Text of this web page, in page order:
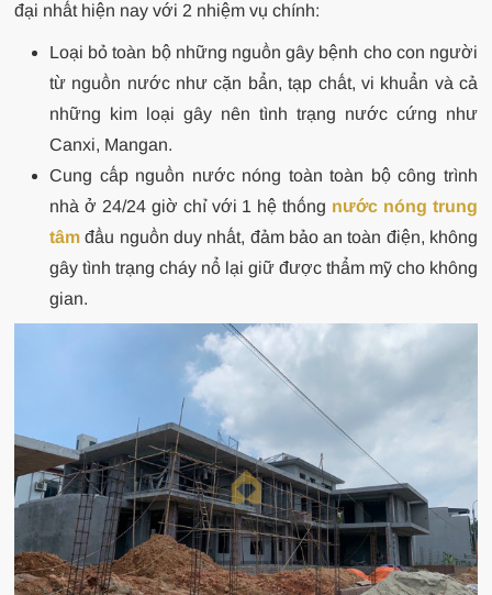
đại nhất hiện nay với 2 nhiệm vụ chính:
Loại bỏ toàn bộ những nguồn gây bệnh cho con người
từ nguồn nước như cặn bẩn, tạp chất, vi khuẩn và cả
những kim loại gây nên tình trạng nước cứng như
Canxi, Mangan.
Cung cấp nguồn nước nóng toàn toàn bộ công trình
nhà ở 24/24 giờ chỉ với 1 hệ thống nước nóng trung
tâm đầu nguồn duy nhất, đảm bảo an toàn điện, không
gây tình trạng cháy nổ lại giữ được thẩm mỹ cho không
gian.